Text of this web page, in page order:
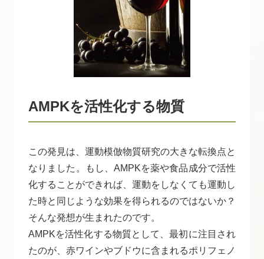
AMPKを活性化する物質
この発見は、運動模倣物質研究の大きな転換点と
なりました。もし、AMPKを薬や食品成分で活性
化することができれば、運動をしなくても運動し
た時と同じような効果を得られるのではないか？
そんな発想が生まれたのです。
AMPKを活性化する物質として、最初に注目され
たのが、赤ワインやブドウに含まれるポリフェノ